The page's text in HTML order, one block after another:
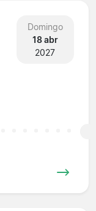
Domingo
18 abr
2027